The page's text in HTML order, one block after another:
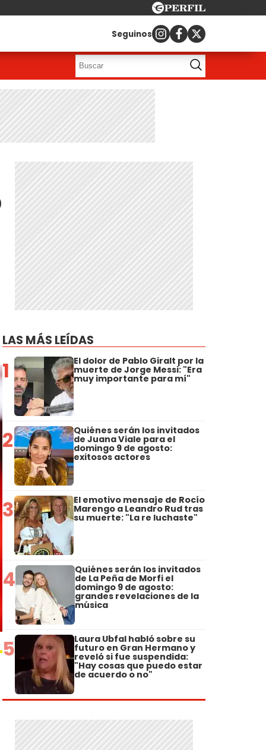
Seguinos
LAS MÁS LEÍDAS
1 El dolor de Pablo Giralt por la
muerte de Jorge Messi: "Era
muy importante para mí"
2 Quiénes serán los invitados
de Juana Viale para el
domingo 9 de agosto:
exitosos actores
3 El emotivo mensaje de Rocío
Marengo a Leandro Rud tras
su muerte: "La re luchaste"
4 Quiénes serán los invitados
de La Peña de Morfi el
domingo 9 de agosto:
grandes revelaciones de la
música
5 Laura Ubfal habló sobre su
futuro en Gran Hermano y
reveló si fue suspendida:
"Hay cosas que puedo estar
de acuerdo o no"